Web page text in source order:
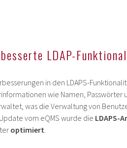
LDAP-
in den LDAPS-
wie Namen, Passwörter
was die Verwaltung von
vom eQMS wurde die LDAPS-
optimiert.